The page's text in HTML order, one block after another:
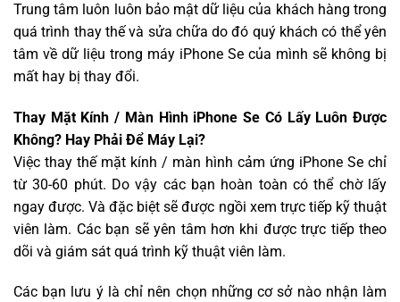
Trung tâm luôn luôn bảo mật dữ liệu của khách hàng trong
quá trình thay thế và sửa chữa do đó quý khách có thể yên
tâm về dữ liệu trong máy iPhone Se của mình sẽ không bị
mất hay bị thay đổi.
Thay Mặt Kính / Màn Hình iPhone Se Có Lấy Luôn Được
Không? Hay Phải Để Máy Lại?
Việc thay thế mặt kính / màn hình cảm ứng iPhone Se chỉ
từ 30-60 phút. Do vậy các bạn hoàn toàn có thể chờ lấy
ngay được. Và đặc biệt sẽ được ngồi xem trực tiếp kỹ thuật
viên làm. Các bạn sẽ yên tâm hơn khi được trực tiếp theo
dõi và giám sát quá trình kỹ thuật viên làm.
Các bạn lưu ý là chỉ nên chọn những cơ sở nào nhận làm